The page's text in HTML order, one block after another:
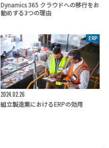
Dynamics 365 クラウドへの移行をお
勧めする3つの理由
ERP
2024.02.26
組立製造業におけるERPの効用